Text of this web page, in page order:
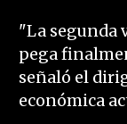
"La segunda
pega
señaló el
económica